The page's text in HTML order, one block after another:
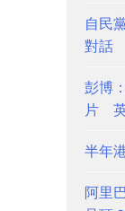
自民
對話
彭博
片
半年
阿里